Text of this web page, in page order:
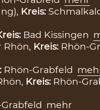
Kreis:
Bad Kissingen
Rhön, Kreis: Rhön-
Rhön-Grabfeld
Kreis: Rhön-
mehr